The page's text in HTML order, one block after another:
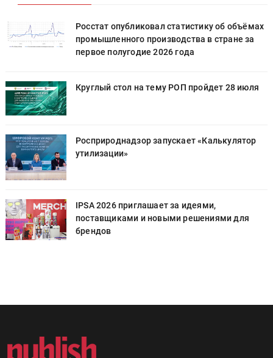
Росстат опубликовал статистику об объёмах
промышленного производства в стране за
первое полугодие 2026 года
Круглый стол на тему РОП пройдет 28 июля
Росприроднадзор запускает «Калькулятор
утилизации»
IPSA 2026 приглашает за идеями,
поставщиками и новыми решениями для
брендов